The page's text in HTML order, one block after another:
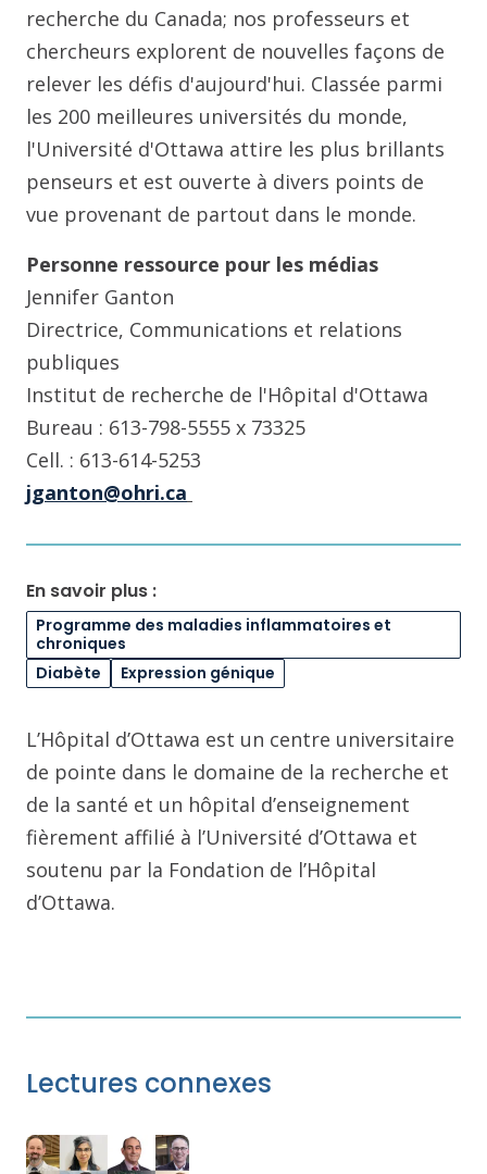
recherche du Canada; nos professeurs et
chercheurs explorent de nouvelles façons de
relever les défis d'aujourd'hui. Classée parmi
les 200 meilleures universités du monde,
l'Université d'Ottawa attire les plus brillants
penseurs et est ouverte à divers points de
vue provenant de partout dans le monde.
Personne ressource pour les médias
Jennifer Ganton
Directrice, Communications et relations
publiques
Institut de recherche de l'Hôpital d'Ottawa
Bureau : 613-798-5555 x 73325
Cell. : 613-614-5253
jganton@ohri.ca
En savoir plus :
Programme des maladies inflammatoires et
chroniques
Diabète
Expression génique
L’Hôpital d’Ottawa est un centre universitaire
de pointe dans le domaine de la recherche et
de la santé et un hôpital d’enseignement
fièrement affilié à l’Université d’Ottawa et
soutenu par la Fondation de l’Hôpital
d’Ottawa.
Lectures connexes